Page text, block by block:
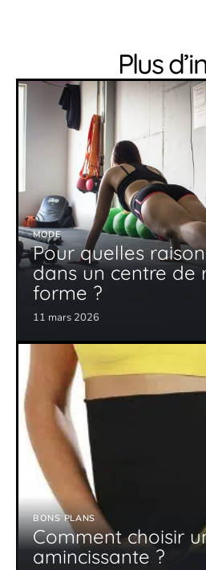
Plus
MODE
Pour quelles
dans un centre de
forme ?
11 mars 2026
BONS PLANS
Comment choisir
amincissante ?